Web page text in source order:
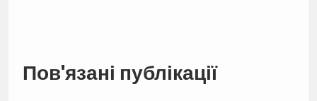
Пов'язані публікації